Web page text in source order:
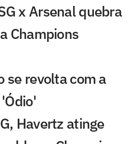
x Arsenal quebra
Champions
se revolta com a
Havertz atinge